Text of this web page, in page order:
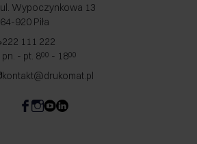
ul. Wypoczynkowa 13
64-920 Piła
222 111 222
pn. - pt. 800 - 1800
kontakt@drukomat.pl